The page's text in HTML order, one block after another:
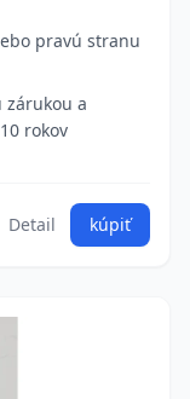
pravú stranu
zárukou a
rokov
Detail kúpiť